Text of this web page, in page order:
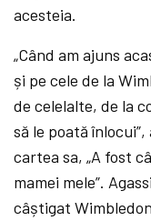
acesteia.
„Când am ajuns
și pe cele de la
de celelalte, de la
să le poată
cartea sa, „A fost
mamei mele”.
câștigat